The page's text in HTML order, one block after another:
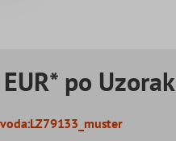
po Uzorak
LZ79133_muster